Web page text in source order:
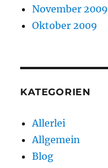
November 2009
Oktober 2009
KATEGORIEN
Allerlei
Allgemein
Blog